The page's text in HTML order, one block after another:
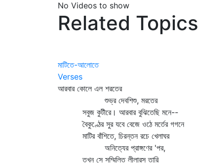
No Videos to show
Related Topics
মাটিতে-আলোতে
Verses
আরবার কোলে এল শরতের
শুভ্র দেবশিশু, মরতের
সবুজ কুটীরে। আরবার বুঝিতেছি মনে--
বৈকুণ্ঠের সুর যবে বেজে ওঠে মর্তের গগনে
মাটির বাঁশিতে, চিরন্তন রচে খেলাঘর
অনিত্যের প্রাঙ্গণের 'পর,
তখন সে সম্মিলিত লীলারস তারি